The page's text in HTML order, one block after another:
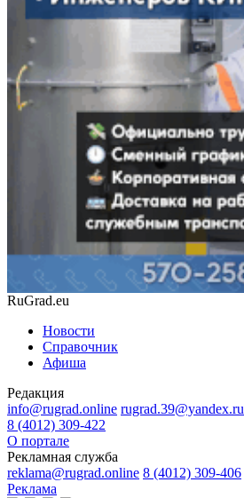
RuGrad.eu
Новости
Справочник
Афиша
Редакция
info@rugrad.online rugrad.39@yandex.ru
8 (4012) 309-422
О портале
Рекламная служба
reklama@rugrad.online 8 (4012) 309-406
Реклама